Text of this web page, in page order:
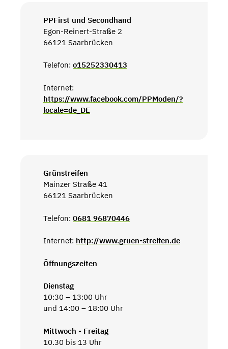
PPFirst und Secondhand
Egon-Reinert-Straße 2
66121 Saarbrücken
Telefon: o15252330413
Internet:
https://www.facebook.com/PPModen/?
locale=de_DE
Grünstreifen
Mainzer Straße 41
66121 Saarbrücken
Telefon: 0681 96870446
Internet: http://www.gruen-streifen.de
Öffnungszeiten
Dienstag
10:30 – 13:00 Uhr
und 14:00 – 18:00 Uhr
Mittwoch - Freitag
10.30 bis 13 Uhr